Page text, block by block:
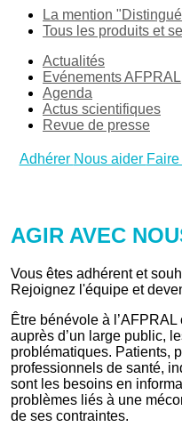
La mention
Tous les produits et
Actualités
Evénements AFPRAL
Agenda
Actus scientifiques
Revue de presse
Adhérer Nous aider
AGIR AVEC
Vous êtes adhérent et
Rejoignez l'équipe et
Être bénévole à
auprès d’un large public,
problématiques. Patients,
professionnels de santé,
sont les besoins en
problèmes liés à une
de ses contraintes.